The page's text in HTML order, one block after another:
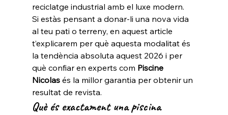
reciclatge industrial amb el luxe modern.
Si estàs pensant a donar-li una nova vida
al teu pati o terreny, en aquest article
t’explicarem per què aquesta modalitat és
la tendència absoluta aquest 2026 i per
què confiar en experts com Piscine
Nicolas és la millor garantia per obtenir un
resultat de revista.
Què és exactament una piscina